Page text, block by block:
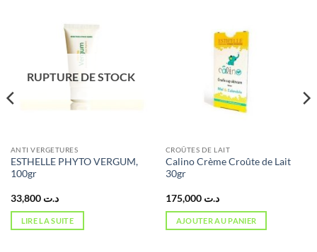
RUPTURE DE STOCK
ANTI VERGETURES
ESTHELLE PHYTO VERGUM,
100gr
د.ت 33,800
LIRE LA SUITE
CROÛTES DE LAIT
Calino Crème Croûte de Lait
30gr
د.ت 175,000
AJOUTER AU PANIER